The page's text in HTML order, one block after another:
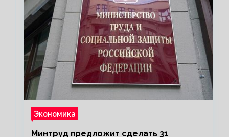
Экономика
Минтруд предложит сделать 31